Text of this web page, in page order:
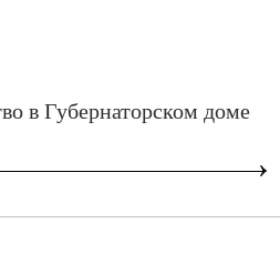
в Губернаторском доме